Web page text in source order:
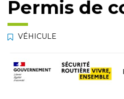
Permis de
VÉHICULE